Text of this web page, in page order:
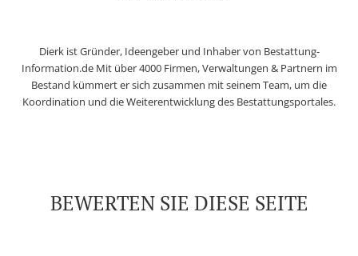
Dierk ist Gründer, Ideengeber und Inhaber von Bestattung-
Information.de Mit über 4000 Firmen, Verwaltungen & Partnern im
Bestand kümmert er sich zusammen mit seinem Team, um die
Koordination und die Weiterentwicklung des Bestattungsportales.
BEWERTEN SIE DIESE SEITE